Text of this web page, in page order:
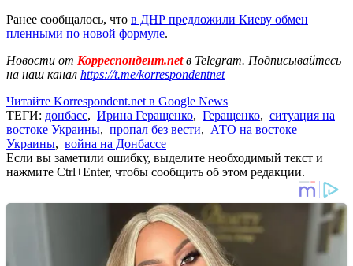
Ранее сообщалось, что в ДНР предложили Киеву обмен
пленными по новой формуле.
Новости от Корреспондент.netв Telegram. Подписывайтесь
на наш канал https://t.me/korrespondentnet
Читайте Korrespondent.net в Google News
ТЕГИ: донбасс, Ирина Геращенко, Геращенко, ситуация на
востоке Украины, пропал без вести, АТО на востоке
Украины, война на Донбассе
Если вы заметили ошибку, выделите необходимый текст и
нажмите Ctrl+Enter, чтобы сообщить об этом редакции.